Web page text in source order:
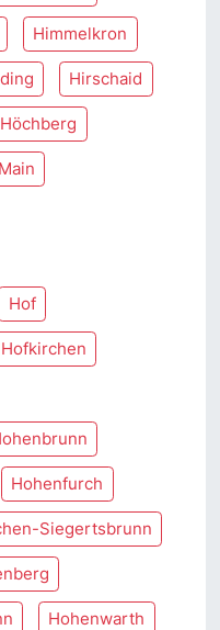
Himmelkron
Hirschaid
Höchberg
Hof
Hofkirchen
Hohenfurch
Siegertsbrunn
Hohenwarth